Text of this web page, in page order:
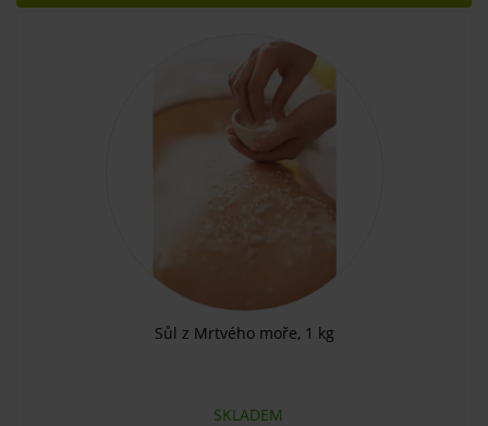
Sůl z Mrtvého moře, 1 kg
SKLADEM